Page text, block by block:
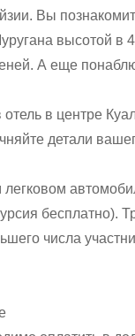
Вы
высотой в
А еще
в центре
детали
бесплатно).
числа